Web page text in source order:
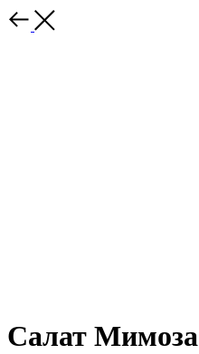
Салат Мимоза